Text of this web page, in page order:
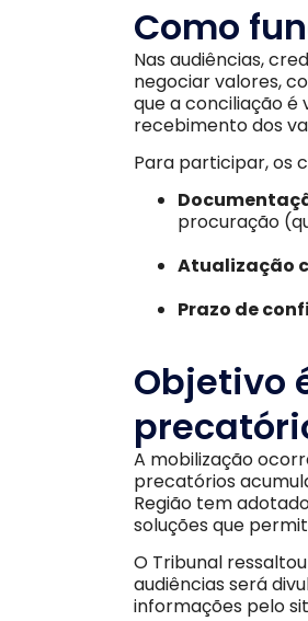
Como
Nas audiências,
negociar valores,
que a conciliação
recebimento dos
Para participar, os
procuração
Atualização
Prazo de
Objetivo
A mobilização
precatórios
Região tem
soluções que
O Tribunal
audiências será
informações pelo